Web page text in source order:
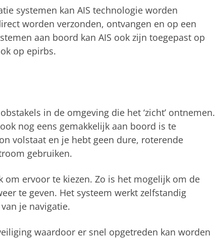
systemen kan AIS technologie worden
worden verzonden, ontvangen en op een
aan boord kan AIS ook zijn toegepast op
op epirbs.
in de omgeving die het ‘zicht’ ontnemen.
nog eens gemakkelijk aan boord is te
volstaat en je hebt geen dure, roterende
gebruiken.
om ervoor te kiezen. Zo is het mogelijk om de
te geven. Het systeem werkt zelfstandig
je navigatie.
waardoor er snel opgetreden kan worden